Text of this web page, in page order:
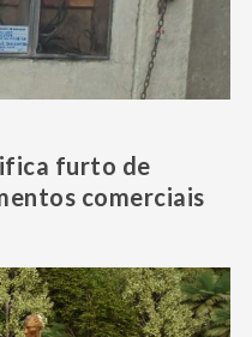
furto de
comerciais